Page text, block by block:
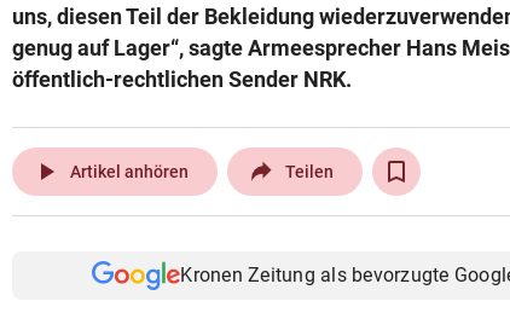
uns, diesen Teil der Bekleidung
genug auf Lager“, sagte Armeesprecher Hans
öffentlich-rechtlichen Sender NRK.
play_arrow Artikel anhören Teilen
Kronen Zeitung als bevorzugte